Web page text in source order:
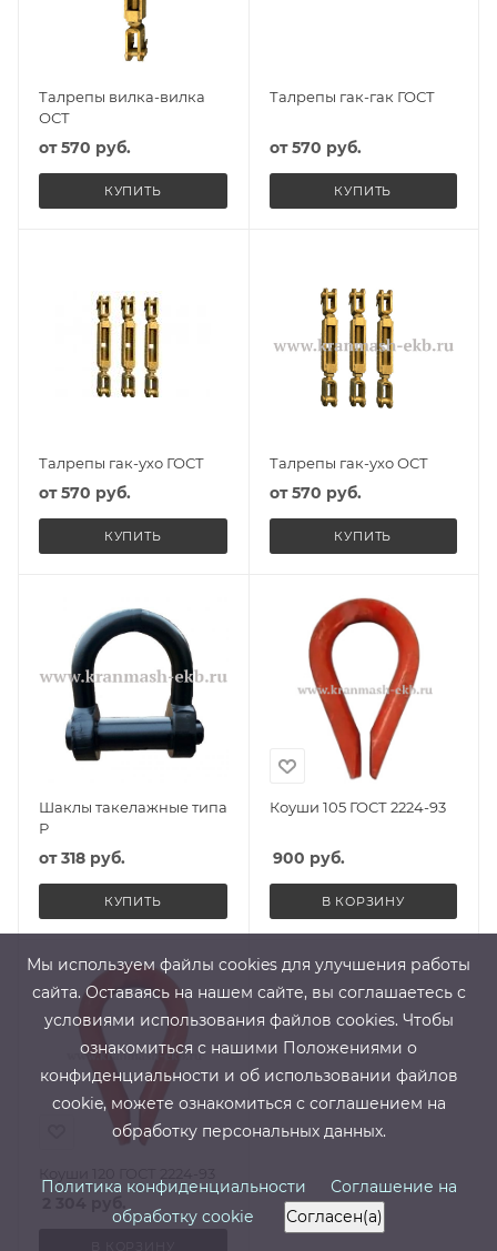
Талрепы вилка-вилка
ОСТ
от570 руб.
КУПИТЬ
Талрепы гак-гак ГОСТ
от570 руб.
КУПИТЬ
Талрепы гак-ухо ГОСТ
от570 руб.
КУПИТЬ
Талрепы гак-ухо ОСТ
от570 руб.
КУПИТЬ
Шаклы такелажные типа
Р
от318 руб.
КУПИТЬ
Коуши 105 ГОСТ 2224-93
900 руб.
В КОРЗИНУ
Мы используем файлы cооkies для улучшения работы
сайта. Оставаясь на нашем сайте, вы соглашаетесь с
условиями использования файлов cооkies. Чтобы
ознакомиться с нашими Положениями о
конфиденциальности и об использовании файлов
cookie, можете ознакомиться с соглашением на
обработку персональных данных.
Политика конфиденциальности
Соглашение на
обработку cookie
Согласен(а)